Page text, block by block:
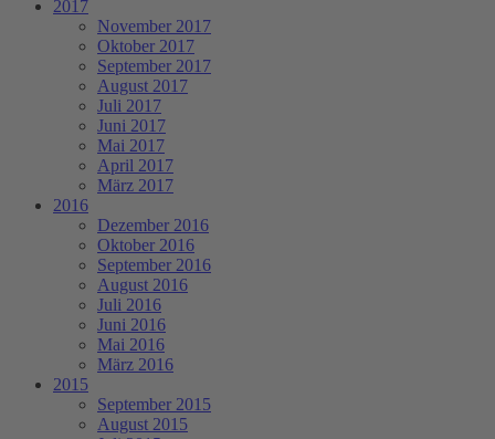
2017
November 2017
Oktober 2017
September 2017
August 2017
Juli 2017
Juni 2017
Mai 2017
April 2017
März 2017
2016
Dezember 2016
Oktober 2016
September 2016
August 2016
Juli 2016
Juni 2016
Mai 2016
März 2016
2015
September 2015
August 2015